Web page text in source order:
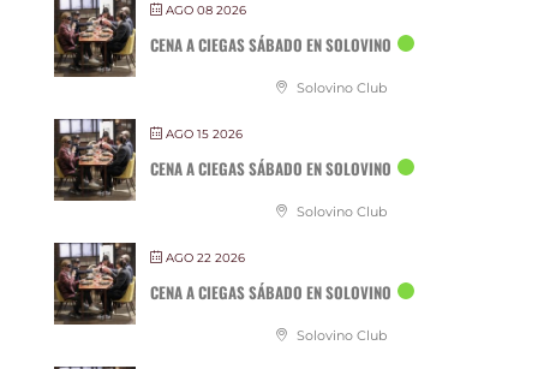
AGO 08 2026
CENA A CIEGAS SÁBADO EN SOLOVINO
Solovino Club
AGO 15 2026
CENA A CIEGAS SÁBADO EN SOLOVINO
Solovino Club
AGO 22 2026
CENA A CIEGAS SÁBADO EN SOLOVINO
Solovino Club